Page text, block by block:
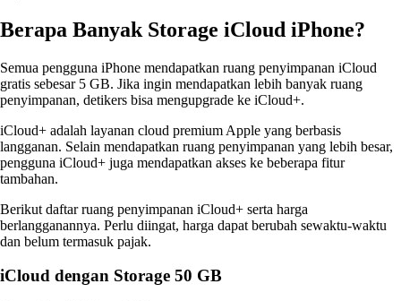
Berapa Banyak Storage iCloud iPhone?
Semua pengguna iPhone mendapatkan ruang penyimpanan iCloud
gratis sebesar 5 GB. Jika ingin mendapatkan lebih banyak ruang
penyimpanan, detikers bisa mengupgrade ke iCloud+.
iCloud+ adalah layanan cloud premium Apple yang berbasis
langganan. Selain mendapatkan ruang penyimpanan yang lebih besar,
pengguna iCloud+ juga mendapatkan akses ke beberapa fitur
tambahan.
Berikut daftar ruang penyimpanan iCloud+ serta harga
berlangganannya. Perlu diingat, harga dapat berubah sewaktu-waktu
dan belum termasuk pajak.
iCloud dengan Storage 50 GB